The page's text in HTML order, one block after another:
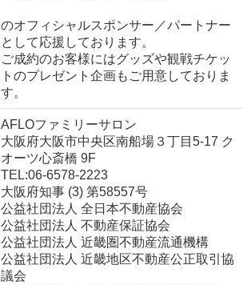
のオフィシャルスポンサー／パートナー
として応援しております。
ご成約のお客様にはグッズや観戦チケッ
トのプレゼント企画もご用意しておりま
す。
AFLOファミリーサロン
大阪府大阪市中央区南船場３丁目5-17 ク
オーツ心斎橋 9F
TEL:06-6578-2223
大阪府知事 (3) 第58557号
公益社団法人 全日本不動産協会
公益社団法人 不動産保証協会
公益社団法人 近畿圏不動産流通機構
公益社団法人 近畿地区不動産公正取引協
議会